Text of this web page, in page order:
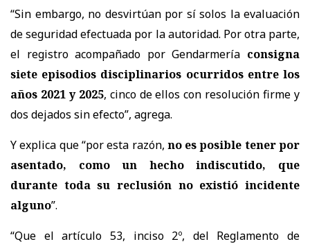
“Sin embargo, no desvirtúan por sí solos la evaluación
de seguridad efectuada por la autoridad. Por otra parte,
el registro acompañado por Gendarmería consigna
siete episodios disciplinarios ocurridos entre los
años 2021 y 2025, cinco de ellos con resolución firme y
dos dejados sin efecto”, agrega.
Y explica que “por esta razón, no es posible tener por
asentado, como un hecho indiscutido, que
durante toda su reclusión no existió incidente
alguno”.
“Que el artículo 53, inciso 2º, del Reglamento de